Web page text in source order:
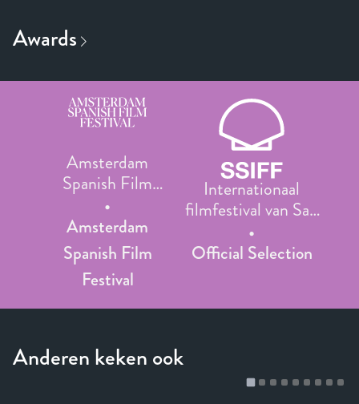
Amsterdam
Spanish Film
Festival
Amsterdam
Spanish Film
Festival
Internationaal
filmfestival van San
Sebastián
Official Selection